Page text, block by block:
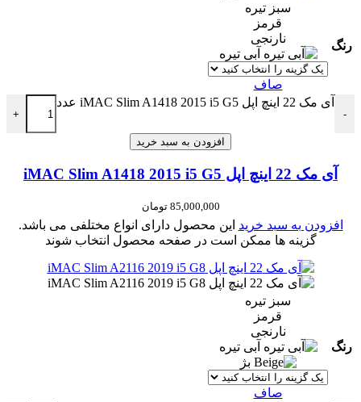
رنگ
سبز تیره
قرمز
نارنجی
آبی تیره
صاف
-
آی مک 22 اینچ اپل iMAC Slim A1418 2015 i5 G5 عدد
+
افزودن به سبد خرید
آی مک 22 اینچ اپل iMAC Slim A1418 2015 i5 G5
85,000,000 تومان
افزودن به سبد خرید این محصول دارای انواع مختلفی می باشد.
گزینه ها ممکن است در صفحه محصول انتخاب شوند
رنگ
سبز تیره
قرمز
نارنجی
آبی تیره
بژ
صاف